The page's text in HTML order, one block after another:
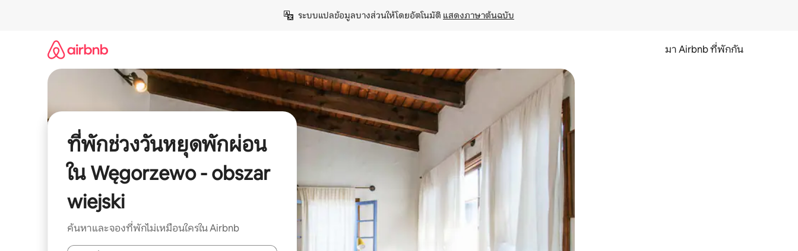
ระบบแปลข้อมูลบางส่วนให้โดยอัตโนมัติ แสดงภาษาต้นฉบับ
มา Airbnb ที่พักกัน
ที่พักช่วงวันหยุดพักผ่อน
ใน Węgorzewo - obszar
wiejski
ค้นหาและจองที่พักไม่เหมือนใครใน Airbnb